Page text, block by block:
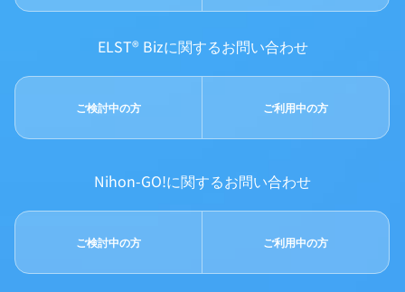
ELST® Bizに関するお問い合わせ
ご検討中の方 ご利用中の方
Nihon-GO!に関するお問い合わせ
ご検討中の方 ご利用中の方